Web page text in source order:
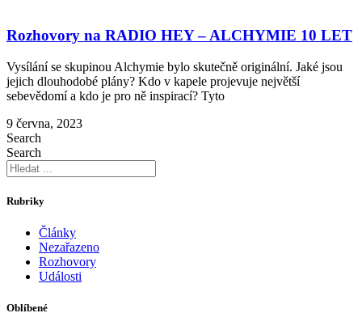
Rozhovory na RADIO HEY – ALCHYMIE 10 LET
Vysílání se skupinou Alchymie bylo skutečně originální. Jaké jsou
jejich dlouhodobé plány? Kdo v kapele projevuje největší
sebevědomí a kdo je pro ně inspirací? Tyto
9 června, 2023
Search
Search
Rubriky
Články
Nezařazeno
Rozhovory
Události
Oblíbené